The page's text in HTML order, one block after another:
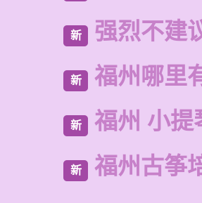
新 强烈不建
新 福州哪里
新 福州 小提
新 福州古筝